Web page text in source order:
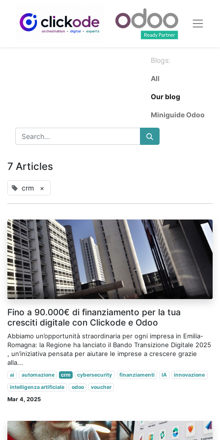
Blogs:
All
Our blog
Miniguide Odoo
7 Articles
crm ×
Fino a 90.000€ di finanziamento per la tua
cresciti digitale con Clickode e Odoo
Abbiamo un’opportunità straordinaria per ogni impresa in Emilia-
Romagna: la Regione ha lanciato il Bando Transizione Digitale 2025
, un’iniziativa pensata per aiutare le imprese a crescere grazie
alla...
ai automazione crm cybersecurity finanziamenti IA
innovazione
intelligenza artificiale
odoo voucher
Mar 4, 2025